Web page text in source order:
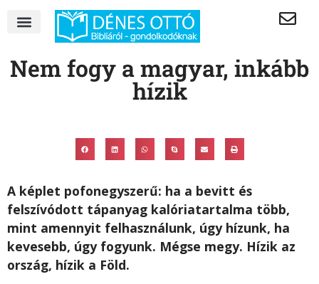
Nem fogy a magyar, inkább
hízik
A képlet pofonegyszerű: ha a bevitt és
felszívódott tápanyag kalóriatartalma több,
mint amennyit felhasználunk, úgy hízunk, ha
kevesebb, úgy fogyunk. Mégse megy. Hízik az
ország, hízik a Föld.